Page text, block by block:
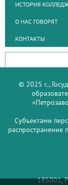
ИСТОРИЯ
О НАС ГОВОРЯТ
КОНТАКТЫ
© 2025 г.,
Субъектами
185001,